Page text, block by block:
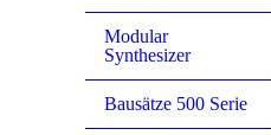
Modular
Synthesizer
Bausätze 500 Serie